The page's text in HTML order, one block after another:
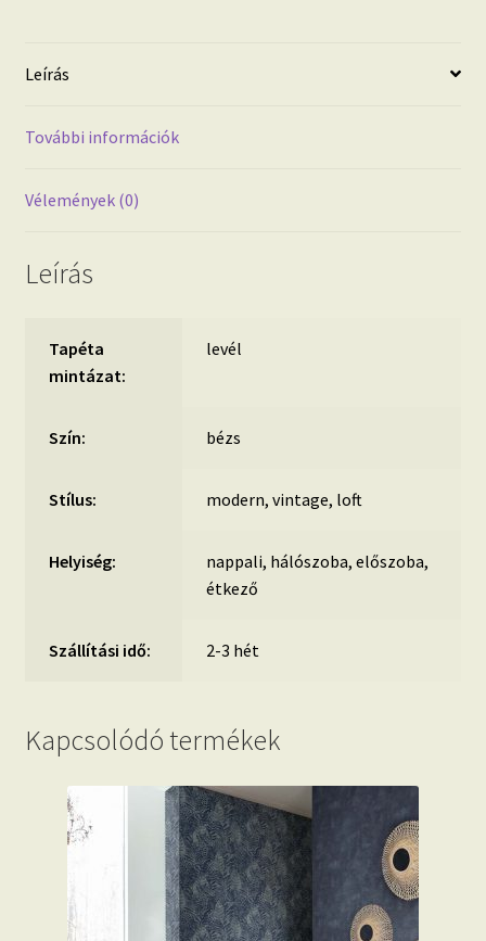
mennyiség
Leírás
További információk
Vélemények (0)
Leírás
Tapéta
mintázat:
levél
Szín: bézs
Stílus: modern, vintage, loft
Helyiség:
nappali, hálószoba, előszoba,
étkező
Szállítási idő: 2-3 hét
Kapcsolódó termékek